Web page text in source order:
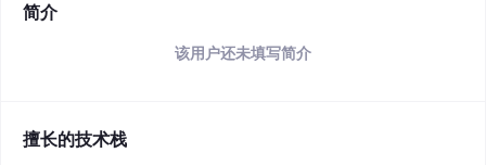
简介
该用户还未填写简介
擅长的技术栈